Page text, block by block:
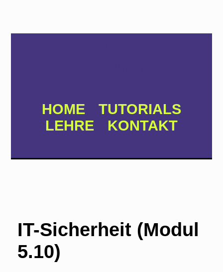
HOME
TUTORIALS
LEHRE
KONTAKT
IT-Sicherheit (Modul
5.10)